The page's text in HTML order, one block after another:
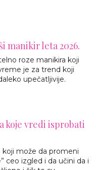
manikir leta 2026.
roze manikira koji
je za trend koji
upečatljivije.
koje vredi isprobati
može da promeni
ceo izgled i da učini da i